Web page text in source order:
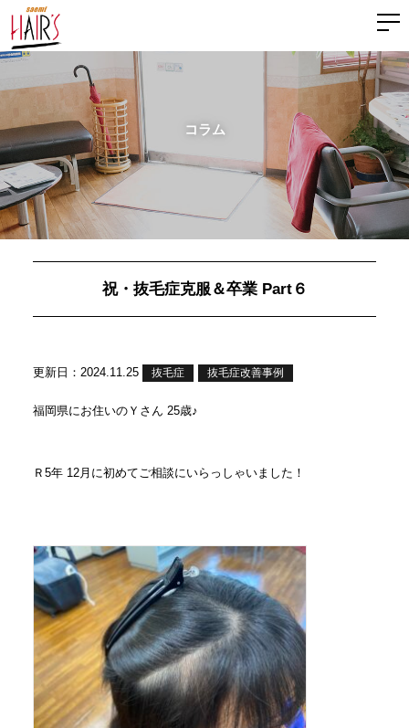
コラム
祝・抜毛症克服＆卒業 Part６
更新日：2024.11.25 抜毛症 抜毛症改善事例
福岡県にお住いのＹさん 25歳♪
Ｒ5年 12月に初めてご相談にいらっしゃいました！